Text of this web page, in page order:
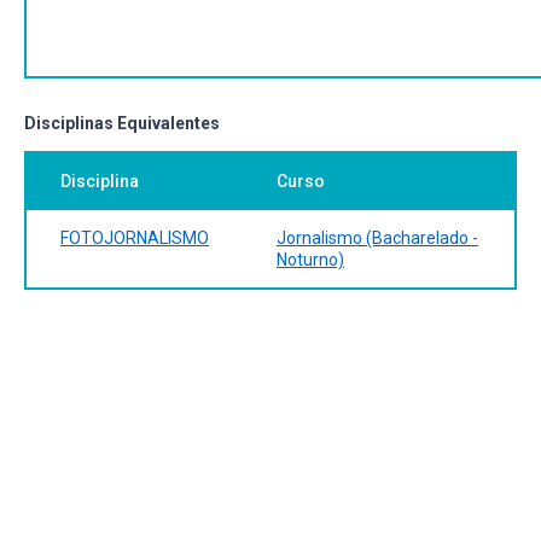
Disciplinas Equivalentes
Disciplina Curso
FOTOJORNALISMO
Jornalismo (Bacharelado -
Noturno)